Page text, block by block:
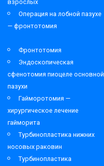
взрослых
Операция на лобной пазухе
— фронтотомия
Фронтотомия
Эндоскопическая
сфенотомия пиоцеле основной
пазухи
Гайморотомия —
хирургическое лечение
гайморита
Турбинопластика нижних
носовых раковин
Турбинопластика